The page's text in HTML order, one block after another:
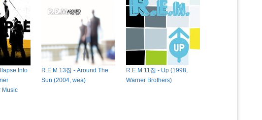
Into
Music
R.E.M 13집 - Around The
Sun (2004, wea)
R.E.M 11집 - Up (1998,
Warner Brothers)